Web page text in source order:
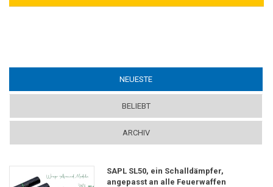
NEUESTE
BELIEBT
ARCHIV
SAPL SL50, ein Schalldämpfer,
angepasst an alle Feuerwaffen